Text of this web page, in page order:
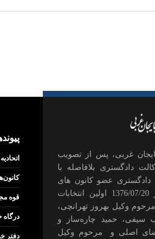
غربی، پس از تصويب
دادگستری بلافاصله با
يك دادگستری عضو كانون های
مركز و آذربايجان سابق در 1376/07/20 اولين انتخابات
وکیل بهروز تهرانچی،
سيفی، حميد چاره‌ساز و
اصلی و مرحوم وکیل
قوه
درگاه
دفتر